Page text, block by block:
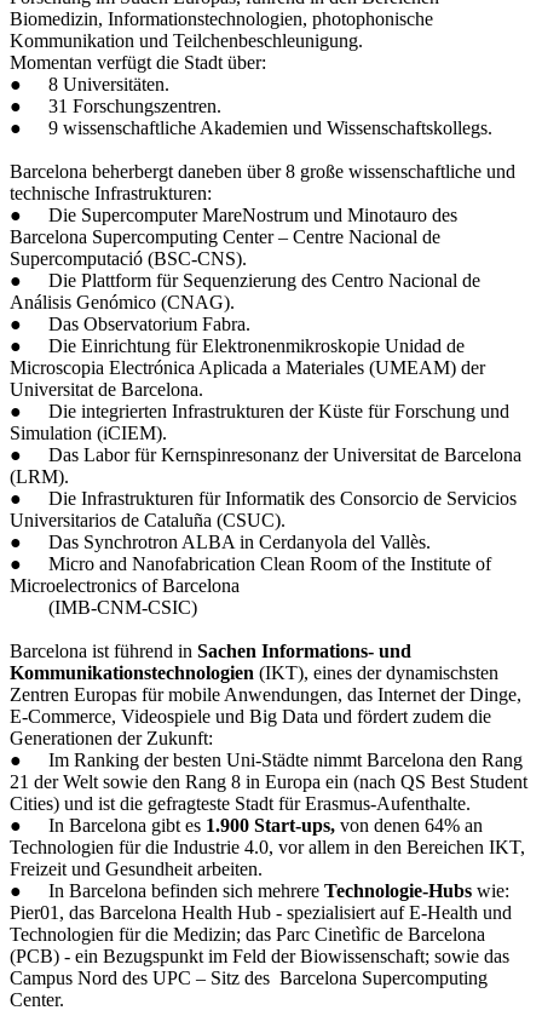
Biomedizin, Informationstechnologien, photophonische
Kommunikation und Teilchenbeschleunigung.
Momentan verfügt die Stadt über:
●
8 Universitäten.
●
31 Forschungszentren.
●
9 wissenschaftliche Akademien und Wissenschaftskollegs.
Barcelona beherbergt daneben über 8 große wissenschaftliche und
technische Infrastrukturen:
●
Die Supercomputer MareNostrum und Minotauro des
Barcelona Supercomputing Center – Centre Nacional de
Supercomputació (BSC-CNS).
●
Die Plattform für Sequenzierung des Centro Nacional de
Análisis Genómico (CNAG).
●
Das Observatorium Fabra.
●
Die Einrichtung für Elektronenmikroskopie Unidad de
Microscopia Electrónica Aplicada a Materiales (UMEAM) der
Universitat de Barcelona.
●
Die integrierten Infrastrukturen der Küste für Forschung und
Simulation (iCIEM).
●
Das Labor für Kernspinresonanz der Universitat de Barcelona
(LRM).
●
Die Infrastrukturen für Informatik des Consorcio de Servicios
Universitarios de Cataluña (CSUC).
●
Das Synchrotron ALBA in Cerdanyola del Vallès.
●
Micro and Nanofabrication Clean Room of the Institute of
Microelectronics of Barcelona
(IMB-CNM-CSIC)
Barcelona ist führend in Sachen Informations- und
Kommunikationstechnologien (IKT), eines der dynamischsten
Zentren Europas für mobile Anwendungen, das Internet der Dinge,
E-Commerce, Videospiele und Big Data und fördert zudem die
Generationen der Zukunft:
●
Im Ranking der besten Uni-Städte nimmt Barcelona den Rang
21 der Welt sowie den Rang 8 in Europa ein (nach QS Best Student
Cities) und ist die gefragteste Stadt für Erasmus-Aufenthalte.
●
In Barcelona gibt es 1.900 Start-ups, von denen 64% an
Technologien für die Industrie 4.0, vor allem in den Bereichen IKT,
Freizeit und Gesundheit arbeiten.
●
In Barcelona befinden sich mehrere Technologie-Hubs wie:
Pier01, das Barcelona Health Hub - spezialisiert auf E-Health und
Technologien für die Medizin; das Parc Cinetìfic de Barcelona
(PCB) - ein Bezugspunkt im Feld der Biowissenschaft; sowie das
Campus Nord des UPC – Sitz des Barcelona Supercomputing
Center.